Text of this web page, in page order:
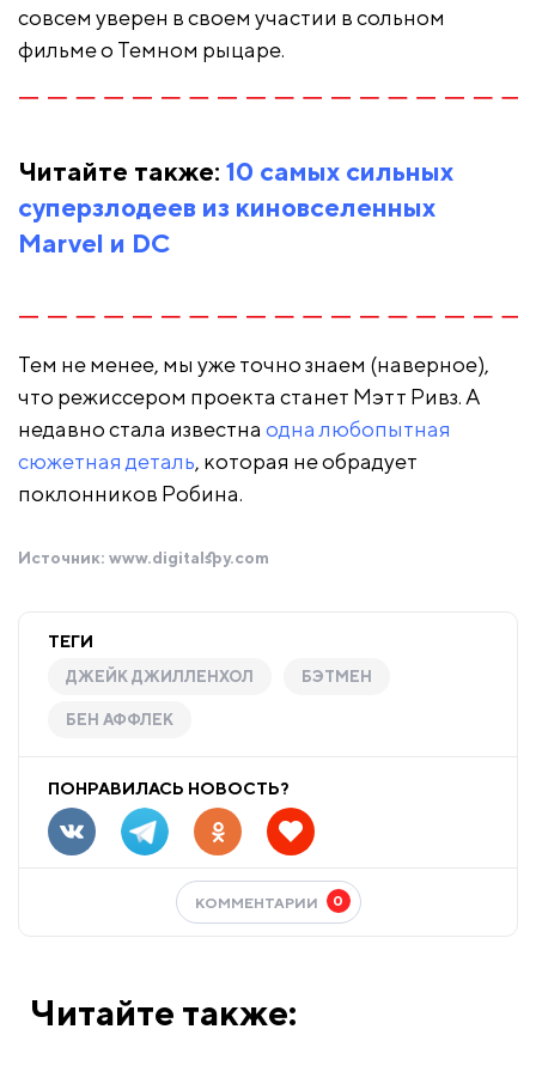
совсем уверен в своем участии в сольном
фильме о Темном рыцаре.
Читайте также: 10 самых сильных
суперзлодеев из киновселенных
Marvel и DC
Тем не менее, мы уже точно знаем (наверное),
что режиссером проекта станет Мэтт Ривз. А
недавно стала известна одна любопытная
сюжетная деталь, которая не обрадует
поклонников Робина.
Источник: www.digitalspy.com
ТЕГИ
ДЖЕЙК ДЖИЛЛЕНХОЛ БЭТМЕН
БЕН АФФЛЕК
ПОНРАВИЛАСЬ НОВОСТЬ?
КОММЕНТАРИИ 0
Читайте также: